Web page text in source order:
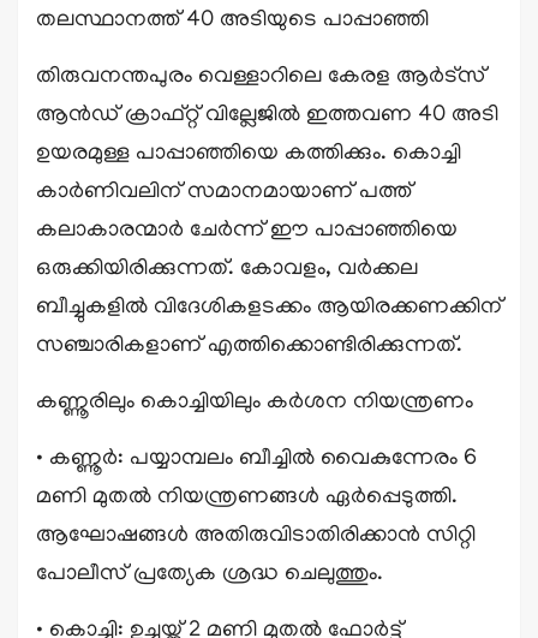
തലസ്ഥാനത്ത് 40 അടിയുടെ പാപ്പാഞ്ഞി
തിരുവനന്തപുരം വെള്ളാറിലെ കേരള ആർട്സ്
ആൻഡ് ക്രാഫ്റ്റ് വില്ലേജിൽ ഇത്തവണ 40 അടി
ഉയരമുള്ള പാപ്പാഞ്ഞിയെ കത്തിക്കും. കൊച്ചി
കാർണിവലിന് സമാനമായാണ് പത്ത്
കലാകാരന്മാർ ചേർന്ന് ഈ പാപ്പാഞ്ഞിയെ
ഒരുക്കിയിരിക്കുന്നത്. കോവളം, വർക്കല
ബീച്ചുകളിൽ വിദേശികളടക്കം ആയിരക്കണക്കിന്
സഞ്ചാരികളാണ് എത്തിക്കൊണ്ടിരിക്കുന്നത്.
കണ്ണൂരിലും കൊച്ചിയിലും കർശന നിയന്ത്രണം
• കണ്ണൂർ: പയ്യാമ്പലം ബീച്ചിൽ വൈകുന്നേരം 6
മണി മുതൽ നിയന്ത്രണങ്ങൾ ഏർപ്പെടുത്തി.
ആഘോഷങ്ങൾ അതിരുവിടാതിരിക്കാൻ സിറ്റി
പോലീസ് പ്രത്യേക ശ്രദ്ധ ചെലുത്തും.
• കൊച്ചി: ഉച്ചയ്ക്ക് 2 മണി മുതൽ ഫോർട്ട്